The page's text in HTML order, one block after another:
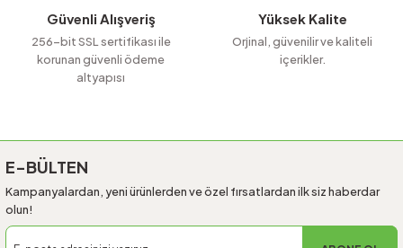
Güvenli Alışveriş
256-bit SSL sertifikası ile
korunan güvenli ödeme
altyapısı
Yüksek Kalite
Orjinal, güvenilir ve kaliteli
içerikler.
E-BÜLTEN
Kampanyalardan, yeni ürünlerden ve özel fırsatlardan ilk siz haberdar
olun!